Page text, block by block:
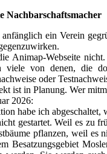
Nachbarschaftsmacher
ein Verein
Animap-Webseite
viele von denen, die
oder
ist in Planung. Wer
2026:
habe ich
gestartet. Weil es zu
pflanzen, weil es
Besatzungsgebiet